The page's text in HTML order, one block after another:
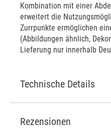
Kombination mit einer
erweitert die
Zurrpunkte ermöglichen
(Abbildungen ähnlich,
Lieferung nur innerhalb
Technische Details
Rezensionen